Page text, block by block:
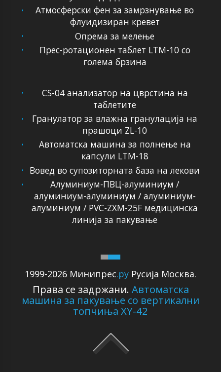
Атмосферски фен за замрзнување во
флуидизиран кревет
Опрема за мелење
Прес-ротационен таблет LTM-10 со
голема брзина
1999-2026 Минипрес.ру Русија Москва.
Права се задржани. Автоматска
машина за пакување со вертикални
топчиња XY-42
CS-04 анализатор на цврстина на
таблетите
Гранулатор за влажна гранулација на
прашоци ZL-10
Автоматска машина за полнење на
капсули LTM-18
Вовед во супозиторната база на лекови
Алуминиум-ПВЦ-алуминиум /
алуминиум-алуминиум / алуминиум-
алуминиум / PVC-ZXM-25F медицинска
линија за пакување